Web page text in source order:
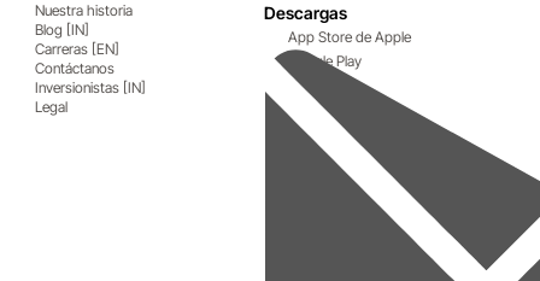
Nuestra historia
Blog [IN]
Carreras [EN]
Contáctanos
Inversionistas [IN]
Legal
Descargas
App Store de Apple
Google Play